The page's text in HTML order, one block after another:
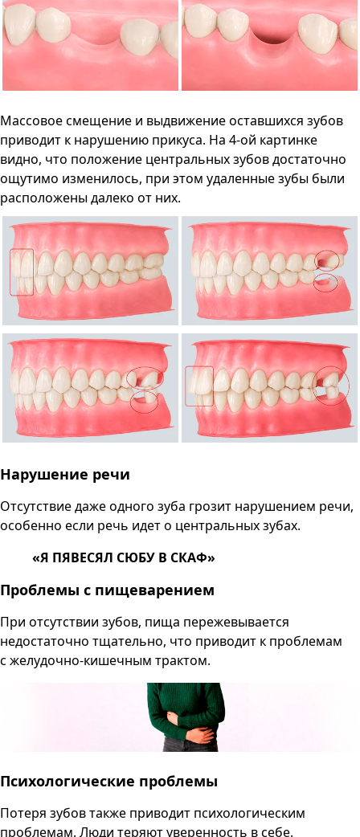
Массовое смещение и выдвижение оставшихся зубов
приводит к нарушению прикуса. На 4-ой картинке
видно, что положение центральных зубов достаточно
ощутимо изменилось, при этом удаленные зубы были
расположены далеко от них.
Нарушение речи
Отсутствие даже одного зуба грозит нарушением речи,
особенно если речь идет о центральных зубах.
«Я ПЯВЕСЯЛ СЮБУ В СКАФ»
Проблемы с пищеварением
При отсутствии зубов, пища пережевывается
недостаточно тщательно, что приводит к проблемам
с желудочно-кишечным трактом.
Психологические проблемы
Потеря зубов также приводит психологическим
проблемам. Люди теряют уверенность в себе.